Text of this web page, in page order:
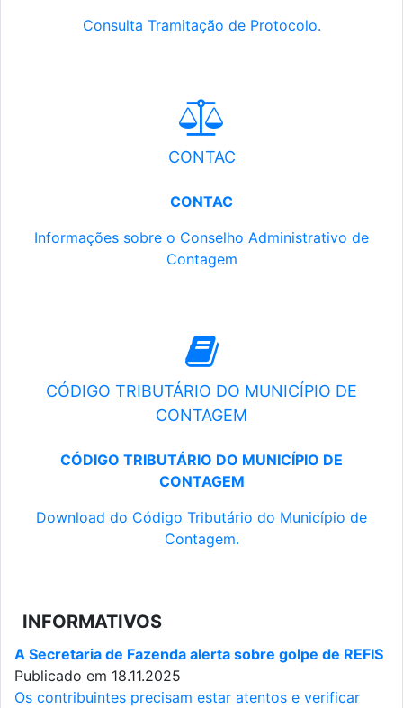
Consulta Tramitação de Protocolo.
CONTAC
CONTAC
Informações sobre o Conselho Administrativo de
Contagem
CÓDIGO TRIBUTÁRIO DO MUNICÍPIO DE
CONTAGEM
CÓDIGO TRIBUTÁRIO DO MUNICÍPIO DE
CONTAGEM
Download do Código Tributário do Município de
Contagem.
INFORMATIVOS
A Secretaria de Fazenda alerta sobre golpe de REFIS
Publicado em 18.11.2025
Os contribuintes precisam estar atentos e verificar